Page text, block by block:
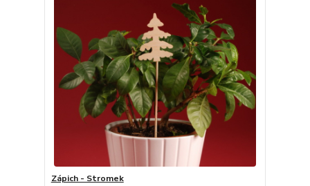
Zápich - Stromek